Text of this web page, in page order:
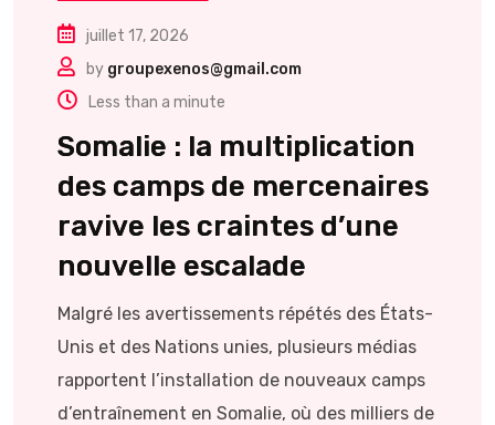
juillet 17, 2026
by groupexenos@gmail.com
Less than a minute
Somalie : la multiplication
des camps de mercenaires
ravive les craintes d’une
nouvelle escalade
Malgré les avertissements répétés des États-
Unis et des Nations unies, plusieurs médias
rapportent l’installation de nouveaux camps
d’entraînement en Somalie, où des milliers de